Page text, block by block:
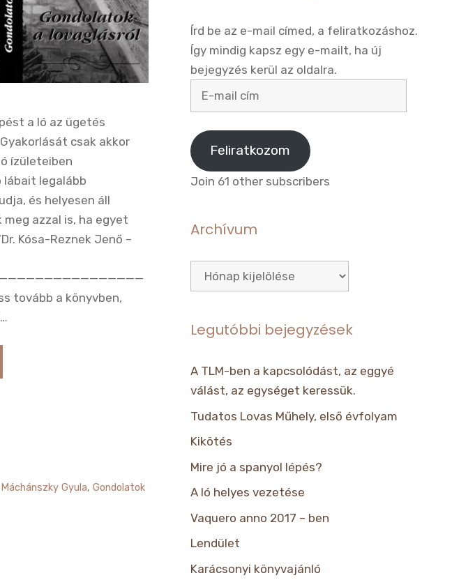
a ló az ügetés
csak akkor
ízületeiben
legalább
és helyesen áll
azzal is, ha egyet
Kósa-Reznek Jenő –
tovább a könyvben,
Gyula,Gondolatok
Írd be az e-mail címed, a feliratkozáshoz.
Így mindig kapsz egy e-mailt, ha új
bejegyzés kerül az oldalra.
mail
cím
Feliratkozom
Join 61 other subscribers
Archívum
Archívum
Legutóbbi bejegyzések
A TLM-ben a kapcsolódást, az eggyé
válást, az egységet keressük.
Tudatos Lovas Műhely, első évfolyam
Kikötés
Mire jó a spanyol lépés?
A ló helyes vezetése
Vaquero anno 2017 – ben
Lendület
Karácsonyi könyvajánló